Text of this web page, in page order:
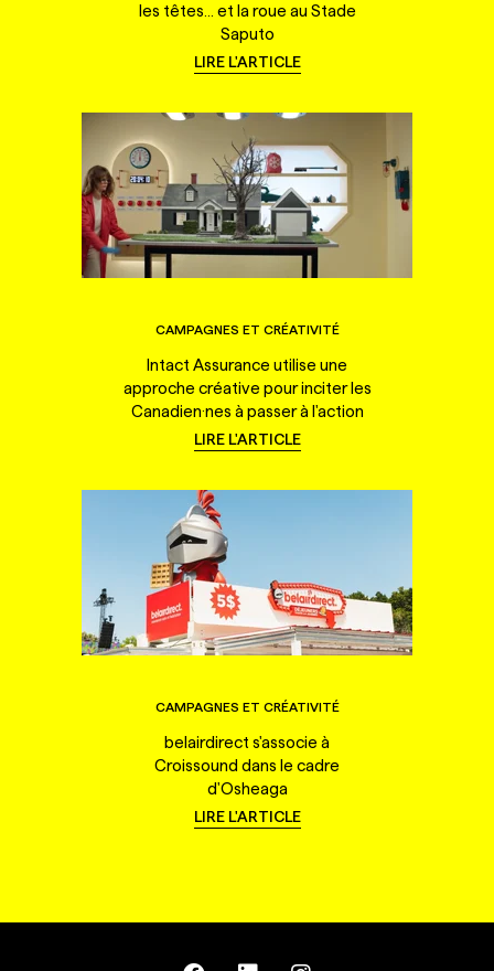
les têtes... et la roue au Stade
Saputo
LIRE L'ARTICLE
CAMPAGNES ET CRÉATIVITÉ
Intact Assurance utilise une
approche créative pour inciter les
Canadien·nes à passer à l'action
LIRE L'ARTICLE
CAMPAGNES ET CRÉATIVITÉ
belairdirect s'associe à
Croissound dans le cadre
d'Osheaga
LIRE L'ARTICLE